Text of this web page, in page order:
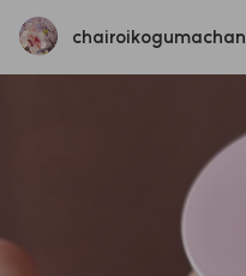
chairoikogumachan